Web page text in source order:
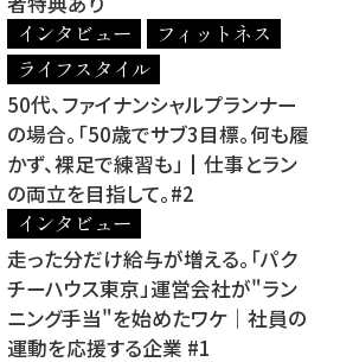
インタビュー
フィットネス
ライフスタイル
50代、ファイナンシャルプランナー
の場合。「50歳でサブ3目標。何も履
かず、裸足で練習も」┃仕事とラン
の両立を目指して。#2
インタビュー
走った分だけ給与が増える。「パク
チーハウス東京」運営会社が"ラン
ニング手当"を始めたワケ｜社員の
運動を応援する企業 #1